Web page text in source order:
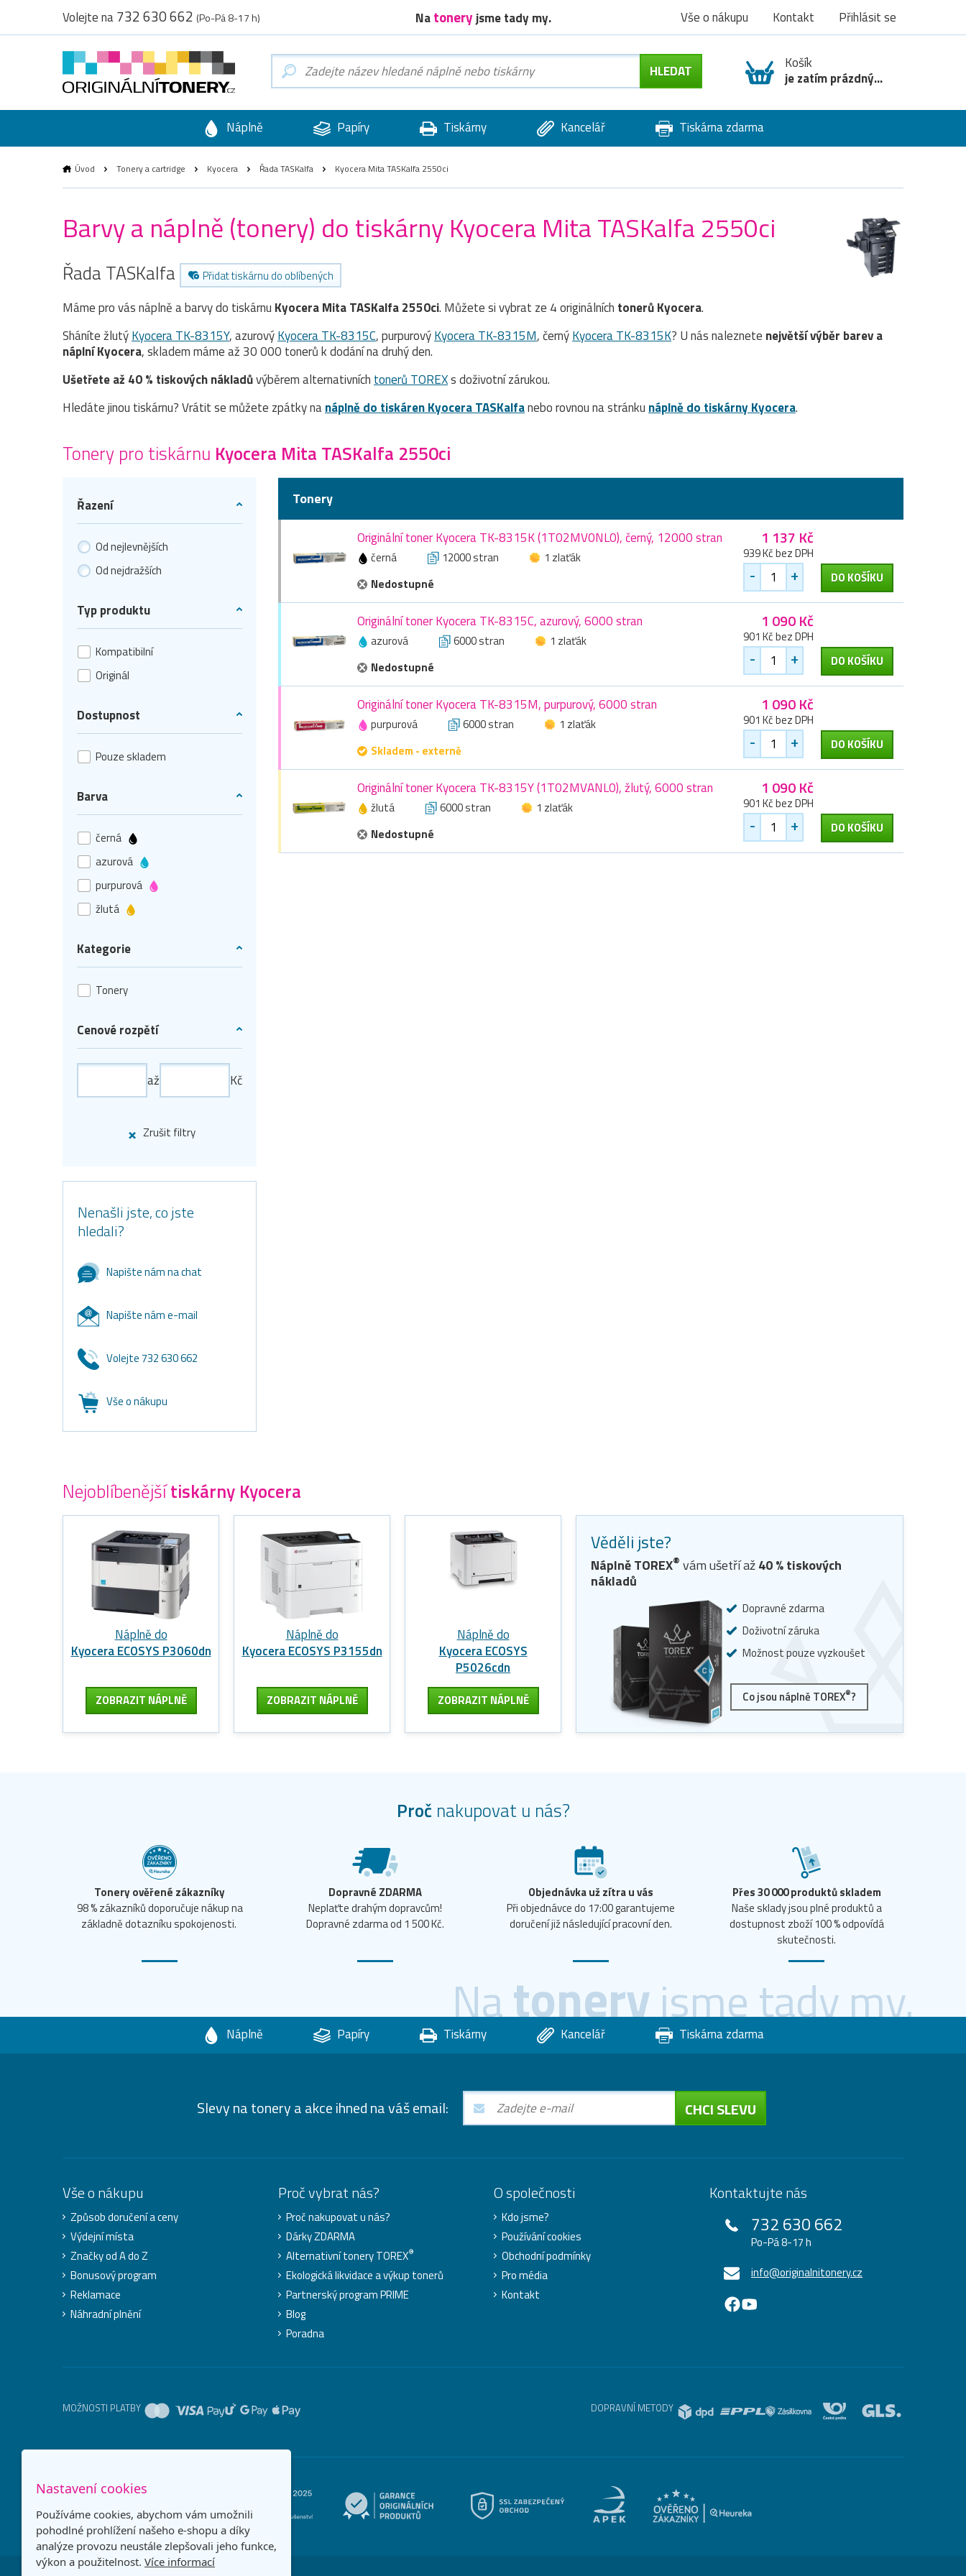
Volejte na732 630 662 (Po-Pá 8-17 h) Natoneryjsme tady my. Vše o nákupu Kontakt Přihlásit se
Košík
je zatím prázdný...
Náplně Papíry Tiskárny Kancelář Tiskárna zdarma
Úvod Tonery a cartridge Kyocera Řada TASKalfa Kyocera Mita TASKalfa 2550ci
Barvy a náplně (tonery) do tiskárny Kyocera Mita TASKalfa 2550ci
Řada TASKalfa Přidat tiskárnu do oblíbených
Máme pro vás náplně a barvy do tiskárnu Kyocera Mita TASKalfa 2550ci. Můžete si vybrat ze 4 originálních tonerůKyocera.
Sháníte žlutýKyocera TK-8315Y, azurovýKyocera TK-8315C, purpurovýKyocera TK-8315M, černýKyocera TK-8315K? U nás naleznete největší výběr barev a
náplní Kyocera, skladem máme až 30 000 tonerů k dodání na druhý den.
Ušetřete až 40 % tiskových nákladůvýběrem alternativních tonerů TOREXs doživotní zárukou.
Hledáte jinou tiskárnu? Vrátit se můžete zpátky nanáplně do tiskáren Kyocera TASKalfanebo rovnou na stránku náplně do tiskárny Kyocera.
Tonery pro tiskárnu Kyocera Mita TASKalfa 2550ci
Řazení
Od nejlevnějších
Od nejdražších
Typ produktu
Kompatibilní
Originál
Dostupnost
Pouze skladem
Barva
černá
azurová
purpurová
žlutá
Kategorie
Tonery
Cenové rozpětí
až Kč
Zrušit filtry
Nenašli jste, co jste
hledali?
Napište nám na chat
Napište nám e-mail
Volejte 732 630 662
Vše o nákupu
Tonery
Originální toner Kyocera TK-8315K (1T02MV0NL0), černý, 12000 stran
černá 12000 stran
1 zlaťák
Nedostupné
1 137 Kč
939 Kč bez DPH
- + DO KOŠÍKU
Originální toner Kyocera TK-8315C, azurový, 6000 stran
azurová 6000 stran
1 zlaťák
Nedostupné
1 090 Kč
901 Kč bez DPH
- + DO KOŠÍKU
Originální toner Kyocera TK-8315M, purpurový, 6000 stran
purpurová 6000 stran
1 zlaťák
Skladem - externě
1 090 Kč
901 Kč bez DPH
- + DO KOŠÍKU
Originální toner Kyocera TK-8315Y (1T02MVANL0), žlutý, 6000 stran
žlutá 6000 stran
1 zlaťák
Nedostupné
1 090 Kč
901 Kč bez DPH
- + DO KOŠÍKU
Nejoblíbenějšítiskárny Kyocera
Náplně do
Kyocera ECOSYS P3060dn
ZOBRAZIT NÁPLNĚ
Náplně do
Kyocera ECOSYS P3155dn
ZOBRAZIT NÁPLNĚ
Náplně do
Kyocera ECOSYS
P5026cdn
ZOBRAZIT NÁPLNĚ
Věděli jste?
Náplně TOREX® vám ušetří až40% tiskových
nákladů
Dopravné zdarma
Doživotní záruka
Možnost pouze vyzkoušet
Co jsou náplně TOREX®?
Proč nakupovat u nás?
Tonery ověřené zákazníky
98 % zákazníků doporučuje nákup na
základně dotazníku spokojenosti.
Dopravné ZDARMA
Neplaťte drahým dopravcům!
Dopravné zdarma od 1 500 Kč.
Objednávka už zítra u vás
Při objednávce do 17:00 garantujeme
doručení již následující pracovní den.
Přes 30 000 produktů skladem
Naše sklady jsou plné produktů a
dostupnost zboží 100 % odpovídá
skutečnosti.
Natoneryjsme tady my.
Náplně Papíry Tiskárny Kancelář Tiskárna zdarma
Slevy na tonery a akce ihned na váš email: CHCI SLEVU
Vše o nákupu
Způsob doručení a ceny
Výdejní místa
Značky od A do Z
Bonusový program
Reklamace
Náhradní plnění
Proč vybrat nás?
Proč nakupovat u nás?
Dárky ZDARMA
Alternativní tonery TOREX®
Ekologická likvidace a výkup tonerů
Partnerský program PRIME
Blog
Poradna
O společnosti
Kdo jsme?
Používání cookies
Obchodní podmínky
Pro média
Kontakt
Kontaktujte nás
732 630 662
Po-Pá 8-17 h
info@originalnitonery.cz
MOŽNOSTI PLATBY DOPRAVNÍ METODY
Nastavení cookies
Používáme cookies, abychom vám umožnili
pohodlné prohlížení našeho e-shopu a díky
analýze provozu neustále zlepšovali jeho funkce,
výkon a použitelnost. Více informací